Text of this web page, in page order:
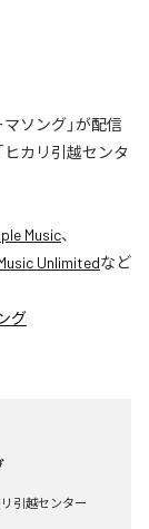
ソング」が配信
カリ引越センタ
Music、
Unlimitedなど
グ
リ引越センター